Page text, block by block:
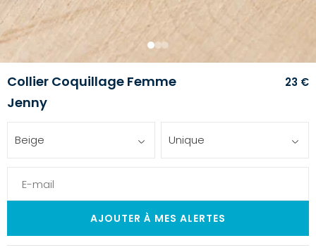
1 23
Collier Coquillage Femme
Jenny
23 €
Beige Unique